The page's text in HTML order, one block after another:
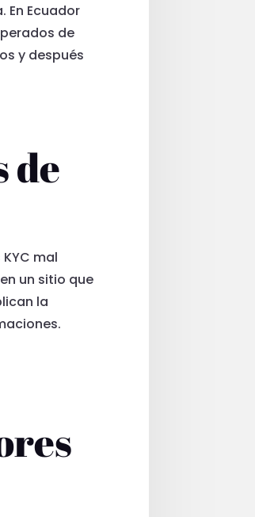
En Ecuador
de
y después
de
mal
un sitio que
la